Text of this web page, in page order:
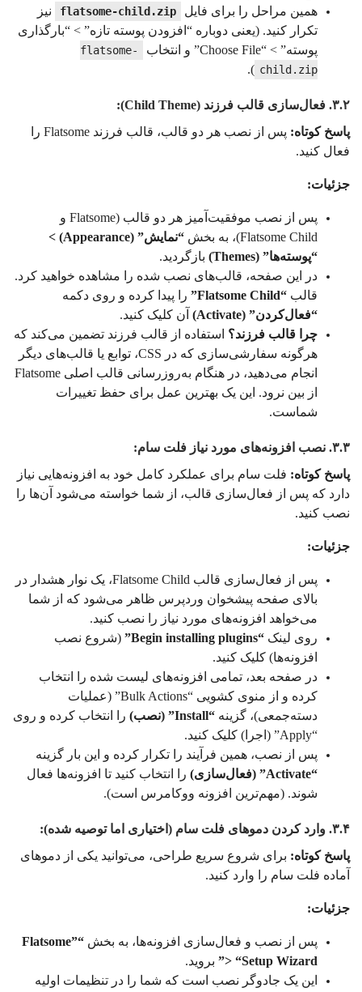
همین مراحل را برای فایل
flatsome-child.zip
نیز
تکرار کنید. (یعنی دوباره “افزودن پوسته تازه” > “بارگذاری
پوسته” > “Choose File” و انتخاب
flatsome-
child.zip
).
۳.۲. فعال‌سازی قالب فرزند (Child Theme):
پاسخ کوتاه:
پس از نصب هر دو قالب، قالب فرزند Flatsome را
فعال کنید.
جزئیات:
پس از نصب موفقیت‌آمیز هر دو قالب (Flatsome و
Flatsome Child)، به بخش
“نمایش” (Appearance) >
“پوسته‌ها” (Themes)
بازگردید.
در این صفحه، قالب‌های نصب شده را مشاهده خواهید کرد.
قالب “Flatsome Child”
را پیدا کرده و روی دکمه
“فعال‌کردن” (Activate)
آن کلیک کنید.
چرا قالب فرزند؟ استفاده از قالب فرزند تضمین می‌کند که
هرگونه سفارشی‌سازی که در CSS، توابع یا قالب‌های دیگر
انجام می‌دهید، در هنگام به‌روزرسانی قالب اصلی Flatsome
از بین نرود. این یک بهترین عمل برای حفظ تغییرات
شماست.
۳.۳. نصب افزونه‌های مورد نیاز فلت سام:
پاسخ کوتاه: فلت سام برای عملکرد کامل خود به افزونه‌هایی نیاز
دارد که پس از فعال‌سازی قالب، از شما خواسته می‌شود آن‌ها را
نصب کنید.
جزئیات:
پس از فعال‌سازی قالب Flatsome Child، یک نوار هشدار در
بالای صفحه پیشخوان وردپرس ظاهر می‌شود که از شما
می‌خواهد افزونه‌های مورد نیاز را نصب کنید.
روی لینک “Begin installing plugins”
(شروع نصب
افزونه‌ها) کلیک کنید.
در صفحه بعد، تمامی افزونه‌های لیست شده را انتخاب
کرده و از منوی کشویی “Bulk Actions” (عملیات
دسته‌جمعی)، گزینه “Install” (نصب)
را انتخاب کرده و روی
“Apply” (اجرا) کلیک کنید.
پس از نصب، همین فرآیند را تکرار کرده و این بار گزینه
“Activate” (فعال‌سازی)
را انتخاب کنید تا افزونه‌ها فعال
شوند. (مهم‌ترین افزونه ووکامرس است).
۳.۴. وارد کردن دموهای فلت سام (اختیاری اما توصیه شده):
پاسخ کوتاه: برای شروع سریع طراحی، می‌توانید یکی از دموهای
آماده فلت سام را وارد کنید.
جزئیات:
پس از نصب و فعال‌سازی افزونه‌ها، به بخش
“Flatsome”
> “Setup Wizard”
بروید.
این یک جادوگر نصب است که شما را در تنظیمات اولیه